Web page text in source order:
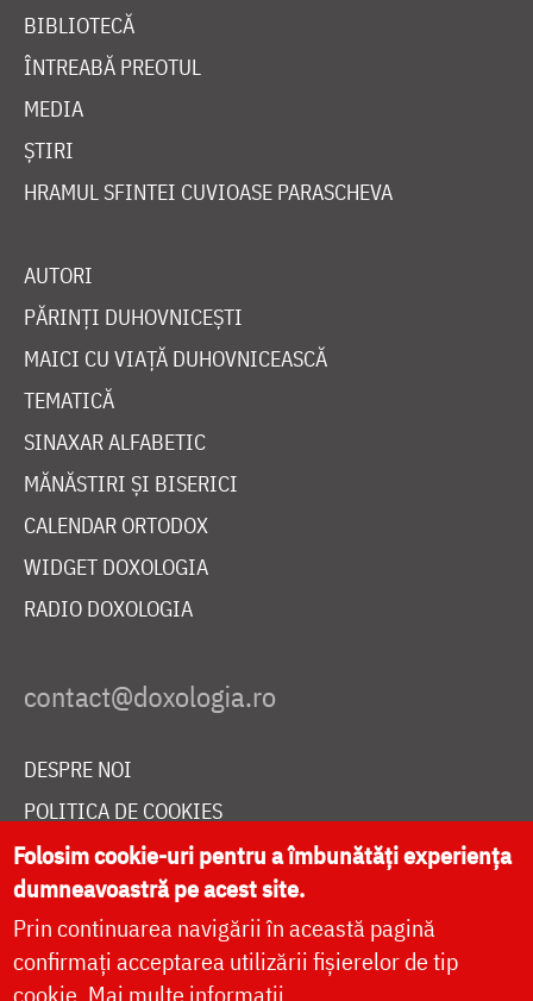
BIBLIOTECĂ
ÎNTREABĂ PREOTUL
MEDIA
ȘTIRI
HRAMUL SFINTEI CUVIOASE PARASCHEVA
AUTORI
PĂRINȚI DUHOVNICEȘTI
MAICI CU VIAȚĂ DUHOVNICEASCĂ
TEMATICĂ
SINAXAR ALFABETIC
MĂNĂSTIRI ȘI BISERICI
CALENDAR ORTODOX
WIDGET DOXOLOGIA
RADIO DOXOLOGIA
DESPRE NOI
POLITICA DE COOKIES
DONEAZĂ ONLINE PENTRU CATEDRALA NAȚIONALĂ
LIVE
Folosim cookie-uri pentru a îmbunătăți experiența
dumneavoastră pe acest site.
Prin continuarea navigării în această pagină
confirmați acceptarea utilizării fișierelor de tip
cookie. Mai multe informații